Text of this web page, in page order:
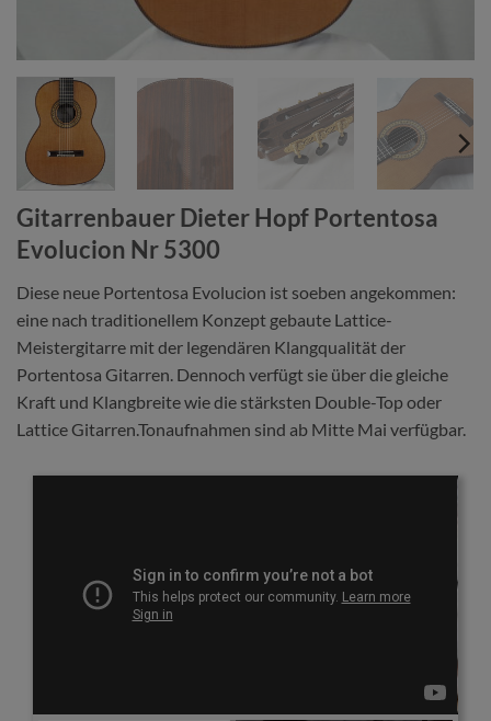
Gitarrenbauer Dieter Hopf Portentosa
Evolucion Nr 5300
Diese neue Portentosa Evolucion ist soeben angekommen:
eine nach traditionellem Konzept gebaute Lattice-
Meistergitarre mit der legendären Klangqualität der
Portentosa Gitarren. Dennoch verfügt sie über die gleiche
Kraft und Klangbreite wie die stärksten Double-Top oder
Lattice Gitarren.Tonaufnahmen sind ab Mitte Mai verfügbar.